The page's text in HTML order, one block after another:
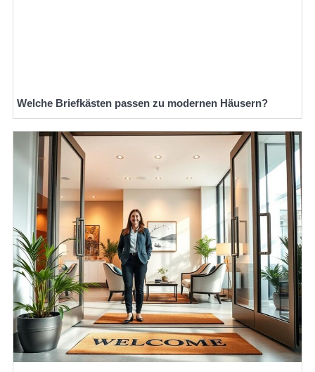
Welche Briefkästen passen zu modernen Häusern?